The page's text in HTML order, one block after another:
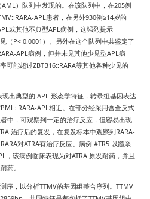
AML ）队列中发现的。在该队列中，在205例
APL 患者，在另外930例≥14岁的
或其他不典型APL 病例，这强烈提示
（ P< 0.0001 ）。另外在这个队列中共鉴定了
APL 病例，但并未见其他少见型APL 病
可能超过ZBTB16::RARA等其他各种少见的
现出典型的 APL 形态学特征，转录组基因表达
PML::RARA-APL 相近。在部分经采用含全反式
中，可观察到一定的治疗反应，但容易出现
治疗后的复发，在复发标本中观察到RARA-
对ATRA有治疗反应。病例 #TR5 以髓系
，该病例临床表现为对ATRA 原发耐药，并且
药。
序，以分析TTMV的基因组整合序列。 TTMV